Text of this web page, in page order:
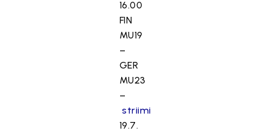
16.00
FIN
MU19
–
GER
MU23
–
striimi
19.7.